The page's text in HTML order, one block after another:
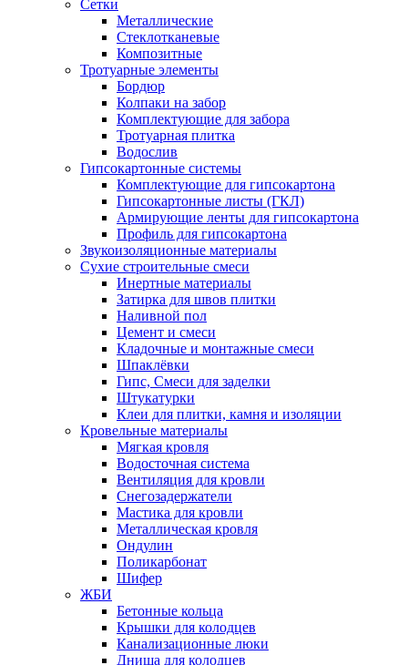
Сетки
Металлические
Стеклотканевые
Композитные
Тротуарные элементы
Бордюр
Колпаки на забор
Комплектующие для забора
Тротуарная плитка
Водослив
Гипсокартонные системы
Комплектующие для гипсокартона
Гипсокартонные листы (ГКЛ)
Армирующие ленты для гипсокартона
Профиль для гипсокартона
Звукоизоляционные материалы
Сухие строительные смеси
Инертные материалы
Затирка для швов плитки
Наливной пол
Цемент и смеси
Кладочные и монтажные смеси
Шпаклёвки
Гипс, Смеси для заделки
Штукатурки
Клеи для плитки, камня и изоляции
Кровельные материалы
Мягкая кровля
Водосточная система
Вентиляция для кровли
Снегозадержатели
Мастика для кровли
Металлическая кровля
Ондулин
Поликарбонат
Шифер
ЖБИ
Бетонные кольца
Крышки для колодцев
Канализационные люки
Днища для колодцев